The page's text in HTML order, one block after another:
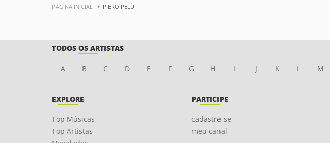
PÁGINA INICIAL PIERO PELÙ
TODOS OS ARTISTAS
A B C D E F G H I J K L M
EXPLORE
Top Músicas
Top Artistas
PARTICIPE
cadastre-se
meu canal